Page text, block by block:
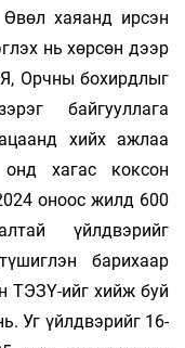
хаяанд ирсэн
нь хөрсөн дээр
Орчны бохирдлыг
байгууллага
хийх ажлаа
хагас коксон
оноос жилд 600
үйлдвэрийг
барихаар
ТЭЗҮ-ийг хийж буй
Уг үйлдвэрийг 16-